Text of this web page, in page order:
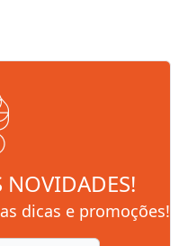
NOVIDADES!
dicas e promoções!